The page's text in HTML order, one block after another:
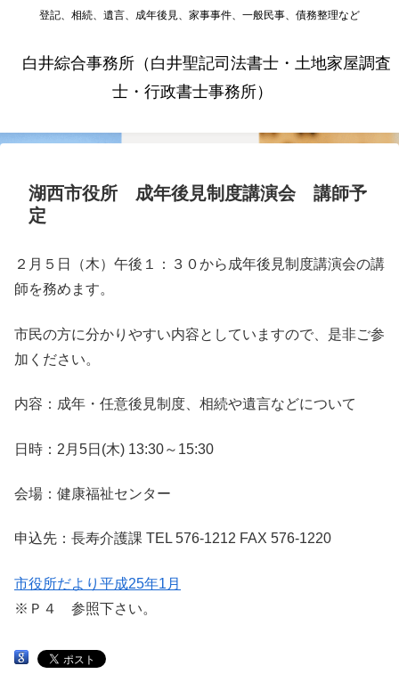
登記、相続、遺言、成年後見、家事事件、一般民事、債務整理など
白井綜合事務所（白井聖記司法書士・土地家屋調査
士・行政書士事務所）
湖西市役所 成年後見制度講演会 講師予
定
２月５日（木）午後１：３０から成年後見制度講演会の講
師を務めます。
市民の方に分かりやすい内容としていますので、是非ご参
加ください。
内容：成年・任意後見制度、相続や遺言などについて
日時：2月5日(木) 13:30～15:30
会場：健康福祉センター
申込先：長寿介護課 TEL 576-1212 FAX 576-1220
市役所だより平成25年1月
※Ｐ４ 参照下さい。